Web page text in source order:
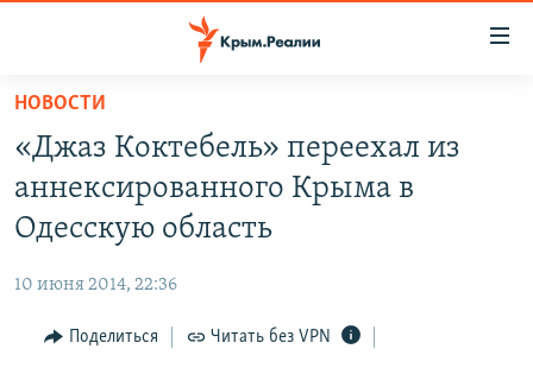
Вернуться
основному
содержанию
Вернутся
главной
Вернутся
СПЕЦПРОЕКТЫ
11 ЛЕТ ОККУПАЦИИ КРЫМА. 11 ИСТОРИЙ СОПРОТИВЛЕНИЯ
ВОДА
ЕЩЕ
ИНТЕРАКТИВ
РАДІО СВОБОДА
НОВОСТИ
«Джаз Коктебель» переехал из
аннексированного Крыма в
Одесскую область
10 июня 2014, 22:36
Поделиться Читать без VPN